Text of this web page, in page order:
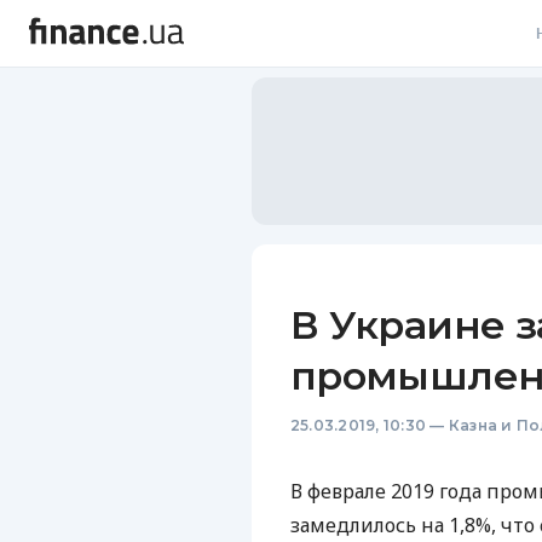
В Украине
25.03.2019, 10:30 — Казна и
В феврале 2019 года
замедлилось на 1,8%,